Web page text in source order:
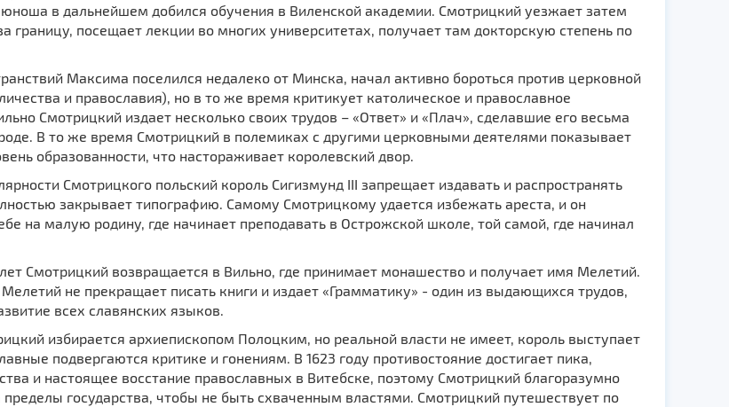
в дальнейшем добился обучения в Виленской академии. Смотрицкий уезжает затем
границу, посещает лекции во многих университетах, получает там докторскую степень по
Максима поселился недалеко от Минска, начал активно бороться против церковной
и православия), но в то же время критикует католическое и православное
Смотрицкий издает несколько своих трудов – «Ответ» и «Плач», сделавшие его весьма
В то же время Смотрицкий в полемиках с другими церковными деятелями показывает
образованности, что настораживает королевский двор.
Смотрицкого польский король Сигизмунд III запрещает издавать и распространять
закрывает типографию. Самому Смотрицкому удается избежать ареста, и он
на малую родину, где начинает преподавать в Острожской школе, той самой, где начинал
Смотрицкий возвращается в Вильно, где принимает монашество и получает имя Мелетий.
не прекращает писать книги и издает «Грамматику» - один из выдающихся трудов,
всех славянских языков.
избирается архиепископом Полоцким, но реальной власти не имеет, король выступает
подвергаются критике и гонениям. В 1623 году противостояние достигает пика,
и настоящее восстание православных в Витебске, поэтому Смотрицкий благоразумно
пределы государства, чтобы не быть схваченным властями. Смотрицкий путешествует по